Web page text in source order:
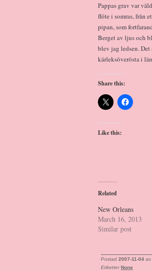
Pappas grav var
flöte i somras, från
pipan, som
Berget av ljus och
blev jag ledsen.
kärleksöverösta i
Share this:
Like this:
Related
New Orleans
March 16, 2013
Similar post
Postad 2007-11-04 av
Etiketter None